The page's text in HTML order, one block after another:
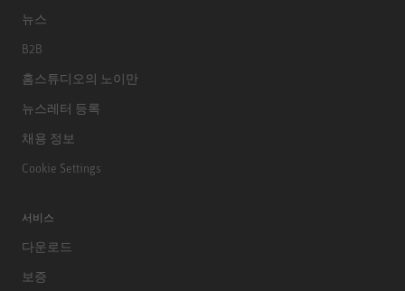
뉴스
B2B
홈스튜디오의 노이만
뉴스레터 등록
채용 정보
Cookie Settings
서비스
다운로드
보증